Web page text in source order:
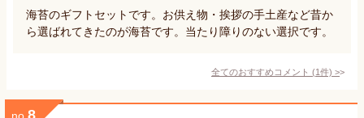
海苔のギフトセットです。お供え物・挨拶の手土産など昔か
ら選ばれてきたのが海苔です。当たり障りのない選択です。
全てのおすすめコメント (1件) >
8